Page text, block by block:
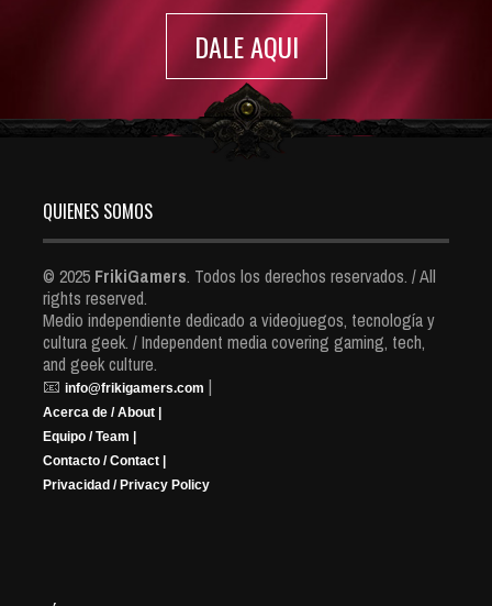
DALE AQUI
QUIENES SOMOS
© 2025 FrikiGamers. Todos los derechos reservados. / All
rights reserved.
Medio independiente dedicado a videojuegos, tecnología y
cultura geek. / Independent media covering gaming, tech,
and geek culture.
📧 info@frikigamers.com |
Acerca de / About |
Equipo / Team |
Contacto / Contact |
Privacidad / Privacy Policy